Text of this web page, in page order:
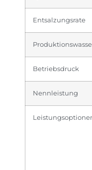
Entsalzungsrate
Betriebsdruck
Nennleistung